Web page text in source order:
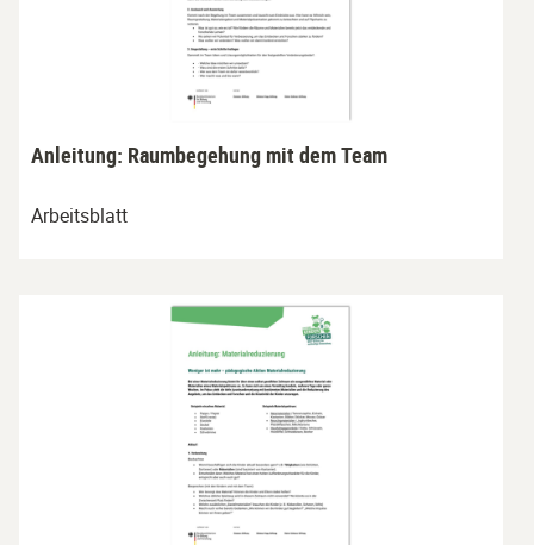
Anleitung: Raumbegehung mit dem Team
Arbeitsblatt